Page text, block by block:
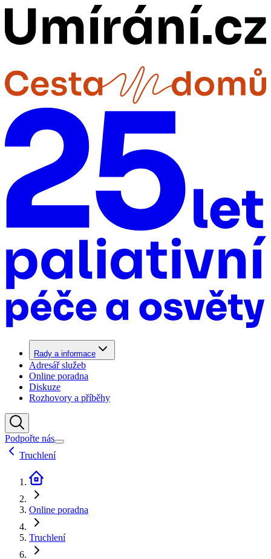
Rady a informace
Adresář služeb
Online poradna
Diskuze
Rozhovory a příběhy
Podpořte nás
Truchlení
Online poradna
Truchlení